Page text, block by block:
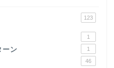
123
1
ーン 1
46